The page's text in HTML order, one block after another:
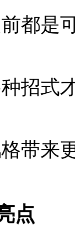
都是
招式
带来
点